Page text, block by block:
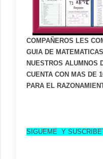
COMPAÑEROS LES
GUIA DE
NUESTROS ALUMNOS
CUENTA CON MAS DE
PARA EL
SIGUEME Y